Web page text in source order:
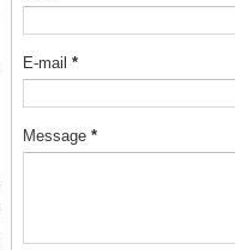
E-mail *
Message *